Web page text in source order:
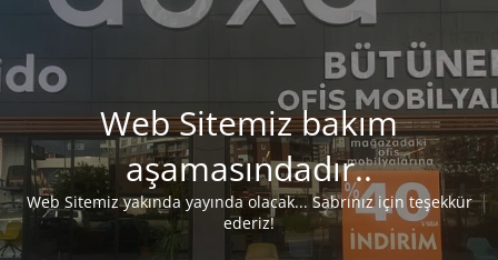
Web Sitemiz bakım
aşamasındadır..
Web Sitemiz yakında yayında olacak... Sabrınız için teşekkür
ederiz!